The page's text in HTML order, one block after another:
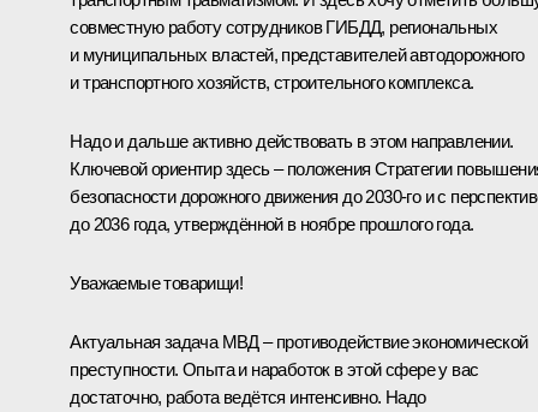
совместную работу сотрудников ГИБДД, региональных
и муниципальных властей, представителей автодорожного
и транспортного хозяйств, строительного комплекса.
Надо и дальше активно действовать в этом направлении.
Ключевой ориентир здесь – положения Стратегии
безопасности дорожного движения до 2030-го и c
до 2036 года, утверждённой в ноябре прошлого года.
Уважаемые товарищи!
Актуальная задача МВД – противодействие экономической
преступности. Опыта и наработок в этой сфере у вас
достаточно, работа ведётся интенсивно. Надо